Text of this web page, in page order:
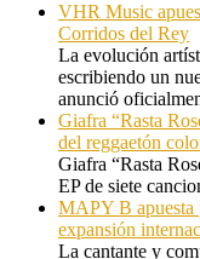
VHR Music
Corridos del Rey
La evolución
escribiendo un
anunció
Giafra “Rasta
del reggaetón
Giafra “Rasta
EP de siete
MAPY B apuesta
expansión
La cantante y